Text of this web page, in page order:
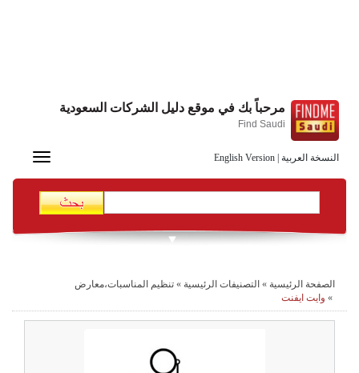
النسخة العربية English Version
مرحباً بك في موقع دليل الشركات السعودية
Find Saudi
Toggle
الصفحة الرئيسية » التصنيفات الرئيسية » تنظيم المناسبات،معارض
» وايت ايفنت